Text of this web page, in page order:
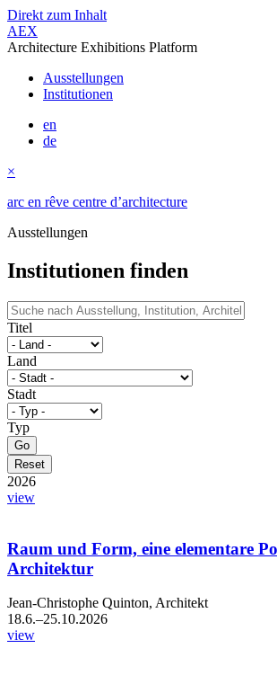
Direkt zum Inhalt
AEX
Architecture Exhibitions Platform
Ausstellungen
Institutionen
en
de
×
arc en rêve centre d’architecture
Ausstellungen
Institutionen finden
Titel
Land
Stadt
Typ
2026
view
Raum und Form, eine elementare
Architektur
Jean-Christophe Quinton, Architekt
18.6.–25.10.2026
view